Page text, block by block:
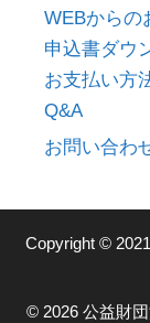
WEBからの
申込書ダウ
お支払い方
Q&A
お問い合わ
Copyright ©
© 2026 公益財